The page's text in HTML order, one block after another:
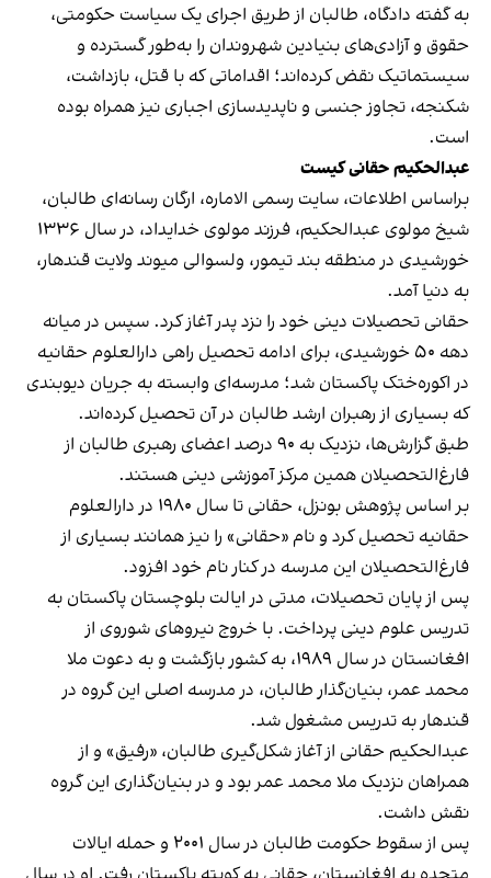
به گفته دادگاه، طالبان از طریق اجرای یک سیاست حکومتی،
حقوق و آزادی‌های بنیادین شهروندان را به‌طور گسترده و
سیستماتیک نقض کرده‌اند؛ اقداماتی که با قتل، بازداشت،
شکنجه، تجاوز جنسی و ناپدیدسازی اجباری نیز همراه بوده
است.
عبدالحکیم حقانی کیست
براساس اطلاعات،‌ سایت رسمی الاماره، ارگان رسانه‌ای طالبان،
شیخ مولوی عبدالحکیم، فرزند مولوی خدایداد، در سال ۱۳۳۶
خورشیدی در منطقه بند تیمور، ولسوالی میوند ولایت قندهار،
به دنیا آمد.
حقانی تحصیلات دینی خود را نزد پدر آغاز کرد. سپس در میانه
دهه ۵۰ خورشیدی، برای ادامه تحصیل راهی دارالعلوم حقانیه
در اکوره‌ختک پاکستان شد؛ مدرسه‌ای وابسته به جریان دیوبندی
که بسیاری از رهبران ارشد طالبان در آن تحصیل کرده‌اند.
طبق گزارش‌ها، نزدیک به ۹۰ درصد اعضای رهبری طالبان از
فارغ‌التحصیلان همین مرکز آموزشی دینی هستند.
بر اساس پژوهش بونزل، حقانی تا سال ۱۹۸۰ در دارالعلوم
حقانیه تحصیل کرد و نام «حقانی» را نیز همانند بسیاری از
فارغ‌التحصیلان این مدرسه در کنار نام خود افزود.
پس از پایان تحصیلات، مدتی در ایالت بلوچستان پاکستان به
تدریس علوم دینی پرداخت. با خروج نیروهای شوروی از
افغانستان در سال ۱۹۸۹، به کشور بازگشت و به دعوت ملا
محمد عمر، بنیان‌گذار طالبان، در مدرسه اصلی این گروه در
قندهار به تدریس مشغول شد.
عبدالحکیم حقانی از آغاز شکل‌گیری طالبان، «رفیق» و از
همراهان نزدیک ملا محمد عمر بود و در بنیان‌گذاری این گروه
نقش داشت.
پس از سقوط حکومت طالبان در سال ۲۰۰۱ و حمله ایالات